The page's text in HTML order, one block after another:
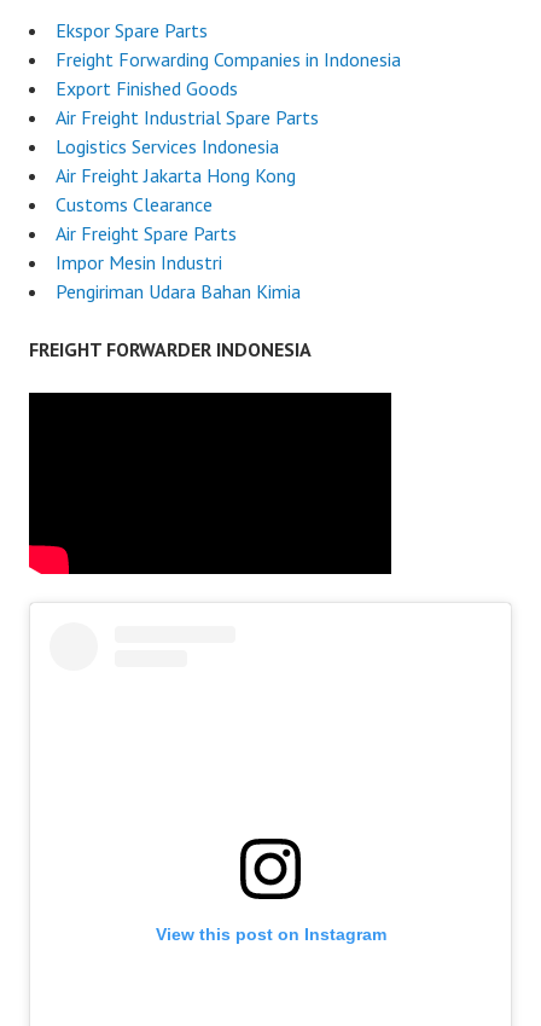
Ekspor Spare Parts
Freight Forwarding Companies in Indonesia
Export Finished Goods
Air Freight Industrial Spare Parts
Logistics Services Indonesia
Air Freight Jakarta Hong Kong
Customs Clearance
Air Freight Spare Parts
Impor Mesin Industri
Pengiriman Udara Bahan Kimia
FREIGHT FORWARDER INDONESIA
View this post on Instagram